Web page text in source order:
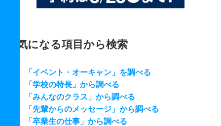
気になる項目から検索
「イベント・オーキャン」を調べる
「学校の特長」から調べる
「みんなのクラス」から調べる
「先輩からのメッセージ」から調べる
「卒業生の仕事」から調べる